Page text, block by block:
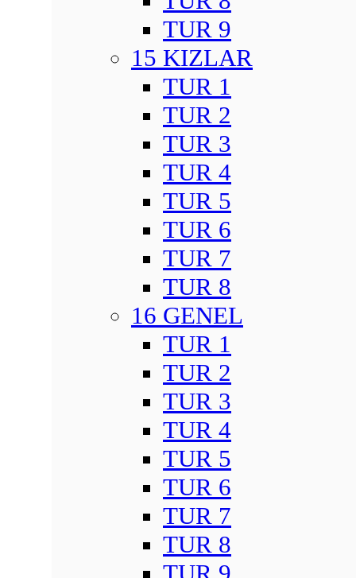
TUR 9
15 KIZLAR
TUR 1
TUR 2
TUR 3
TUR 4
TUR 5
TUR 6
TUR 7
TUR 8
16 GENEL
TUR 1
TUR 2
TUR 3
TUR 4
TUR 5
TUR 6
TUR 7
TUR 8